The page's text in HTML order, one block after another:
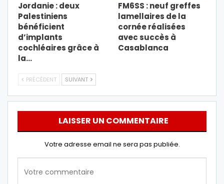
Jordanie : deux
Palestiniens
bénéficient
d’implants
cochléaires grâce à
la…
FM6SS : neuf greffes
lamellaires de la
cornée réalisées
avec succès à
Casablanca
PRÉCÉDENT SUIVANT
LAISSER UN COMMENTAIRE
Votre adresse email ne sera pas publiée.